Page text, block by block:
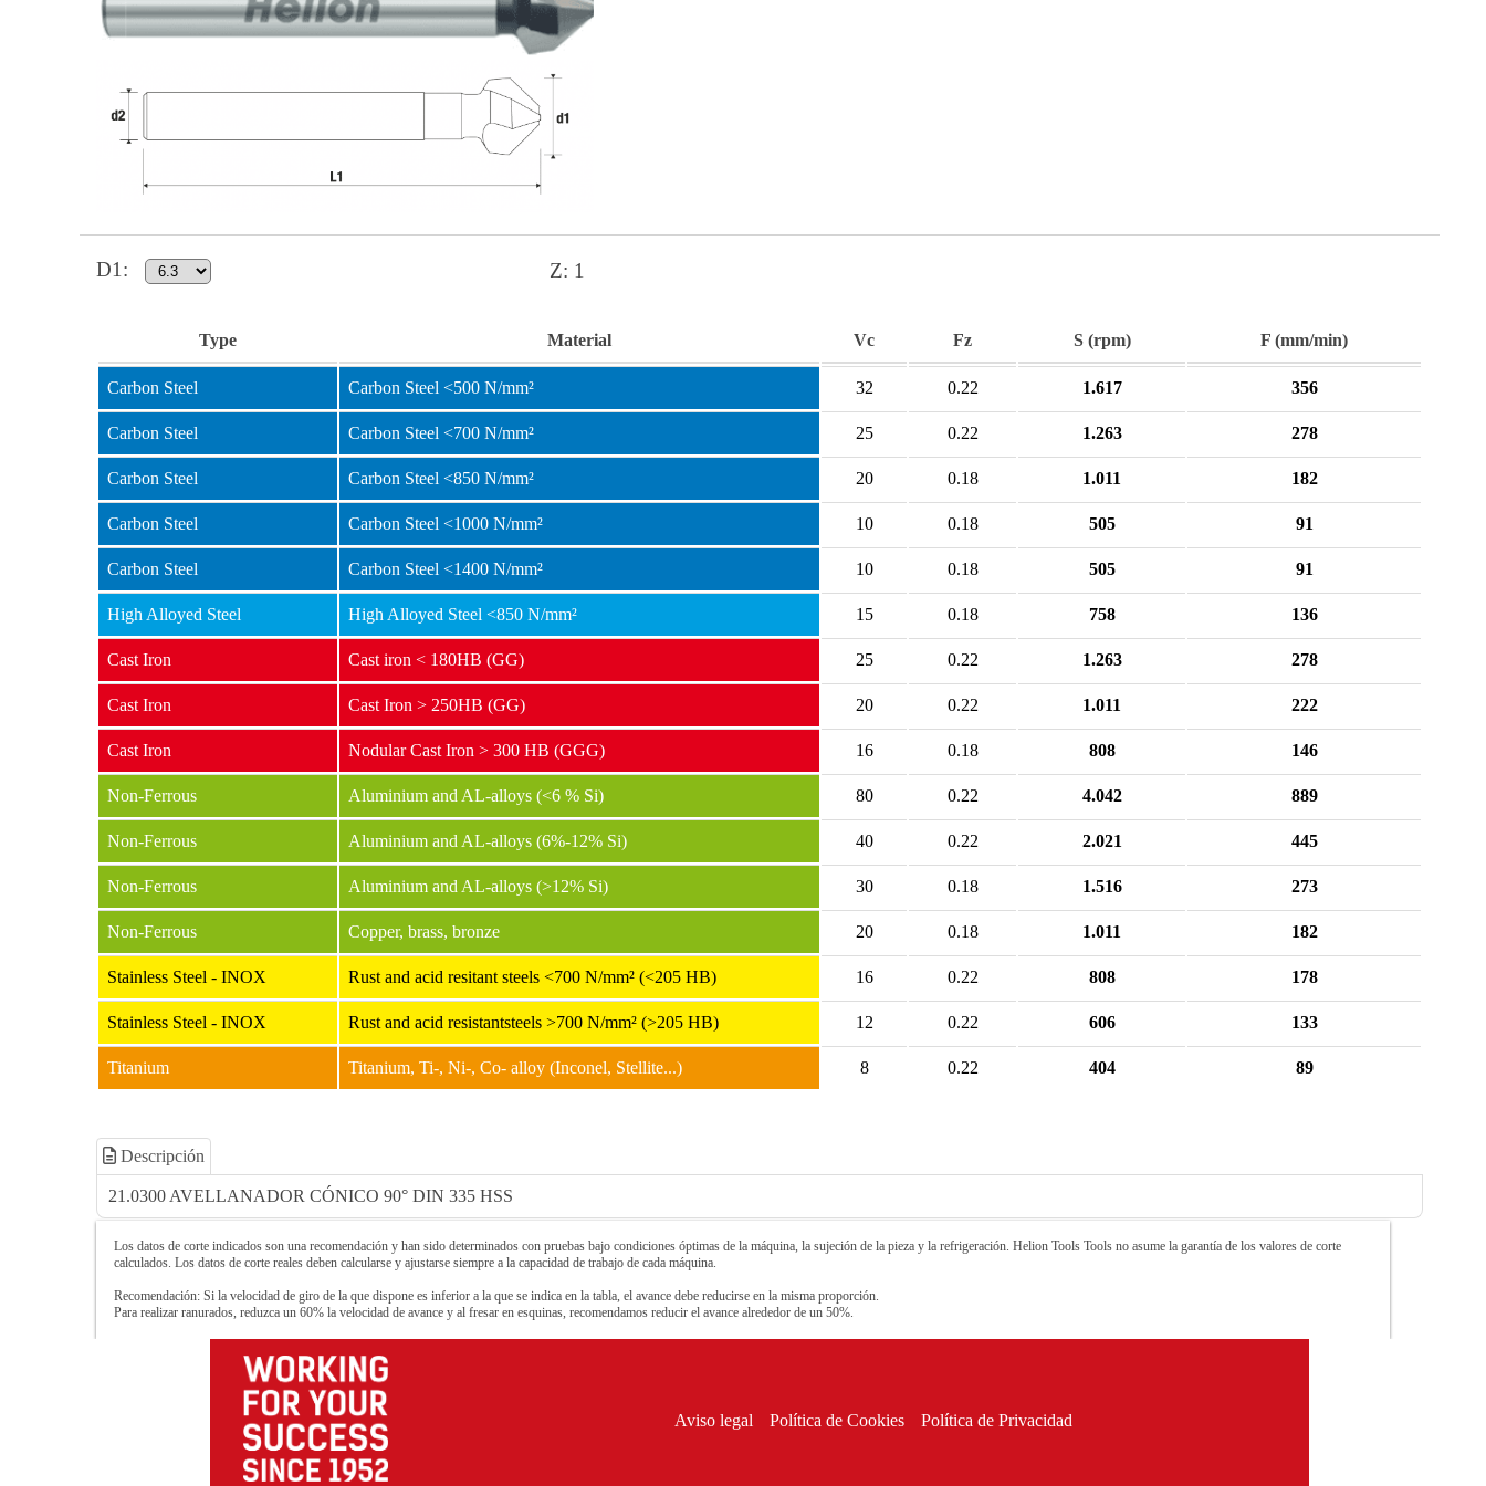
D1: Z: 1
Type Material Vc Fz S (rpm) F (mm/min)
Carbon Steel Carbon Steel <500 N/mm² 32 0.22 1.617 356
Carbon Steel Carbon Steel <700 N/mm² 25 0.22 1.263 278
Carbon Steel Carbon Steel <850 N/mm² 20 0.18 1.011 182
Carbon Steel Carbon Steel <1000 N/mm² 10 0.18 505 91
Carbon Steel Carbon Steel <1400 N/mm² 10 0.18 505 91
High Alloyed Steel High Alloyed Steel <850 N/mm² 15 0.18 758 136
Cast Iron Cast iron < 180HB (GG) 25 0.22 1.263 278
Cast Iron Cast Iron > 250HB (GG) 20 0.22 1.011 222
Cast Iron Nodular Cast Iron > 300 HB (GGG) 16 0.18 808 146
Non-Ferrous Aluminium and AL-alloys (<6 % Si) 80 0.22 4.042 889
Non-Ferrous Aluminium and AL-alloys (6%-12% Si) 40 0.22 2.021 445
Non-Ferrous Aluminium and AL-alloys (>12% Si) 30 0.18 1.516 273
Non-Ferrous Copper, brass, bronze 20 0.18 1.011 182
Stainless Steel - INOX Rust and acid resitant steels <700 N/mm² (<205 HB) 16 0.22 808 178
Stainless Steel - INOX Rust and acid resistantsteels >700 N/mm² (>205 HB) 12 0.22 606 133
Titanium Titanium, Ti-, Ni-, Co- alloy (Inconel, Stellite...) 8 0.22 404 89
Descripción
21.0300 AVELLANADOR CÓNICO 90° DIN 335 HSS
Los datos de corte indicados son una recomendación y han sido determinados con pruebas bajo condiciones óptimas de la máquina, la sujeción de la pieza y la refrigeración. Helion Tools Tools no asume la garantía de los valores de corte
calculados. Los datos de corte reales deben calcularse y ajustarse siempre a la capacidad de trabajo de cada máquina.
Recomendación: Si la velocidad de giro de la que dispone es inferior a la que se indica en la tabla, el avance debe reducirse en la misma proporción.
Para realizar ranurados, reduzca un 60% la velocidad de avance y al fresar en esquinas, recomendamos reducir el avance alrededor de un 50%.
Aviso legal Política de Cookies Política de Privacidad